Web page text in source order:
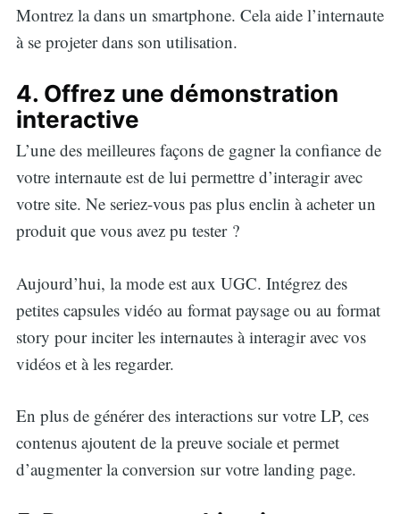
Montrez la dans un smartphone. Cela aide l’internaute
à se projeter dans son utilisation.
4. Offrez une démonstration
interactive
L’une des meilleures façons de gagner la confiance de
votre internaute est de lui permettre d’interagir avec
votre site. Ne seriez-vous pas plus enclin à acheter un
produit que vous avez pu tester ?
Aujourd’hui, la mode est aux UGC. Intégrez des
petites capsules vidéo au format paysage ou au format
story pour inciter les internautes à interagir avec vos
vidéos et à les regarder.
En plus de générer des interactions sur votre LP, ces
contenus ajoutent de la preuve sociale et permet
d’augmenter la conversion sur votre landing page.